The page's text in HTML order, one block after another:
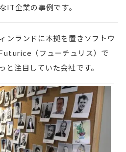
IT企業の事例です。
ンランドに本拠を置きソフトウ
（フューチュリス）で
と注目していた会社です。